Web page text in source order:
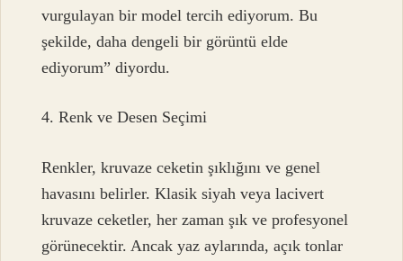
vurgulayan bir model tercih ediyorum. Bu
şekilde, daha dengeli bir görüntü elde
ediyorum” diyordu.
4. Renk ve Desen Seçimi
Renkler, kruvaze ceketin şıklığını ve genel
havasını belirler. Klasik siyah veya lacivert
kruvaze ceketler, her zaman şık ve profesyonel
görünecektir. Ancak yaz aylarında, açık tonlar